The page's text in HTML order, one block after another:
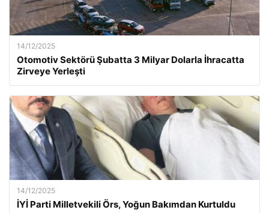
14/12/2025
Otomotiv Sektörü Şubatta 3 Milyar Dolarla İhracatta
Zirveye Yerleşti
14/12/2025
İYİ Parti Milletvekili Örs, Yoğun Bakımdan Kurtuldu